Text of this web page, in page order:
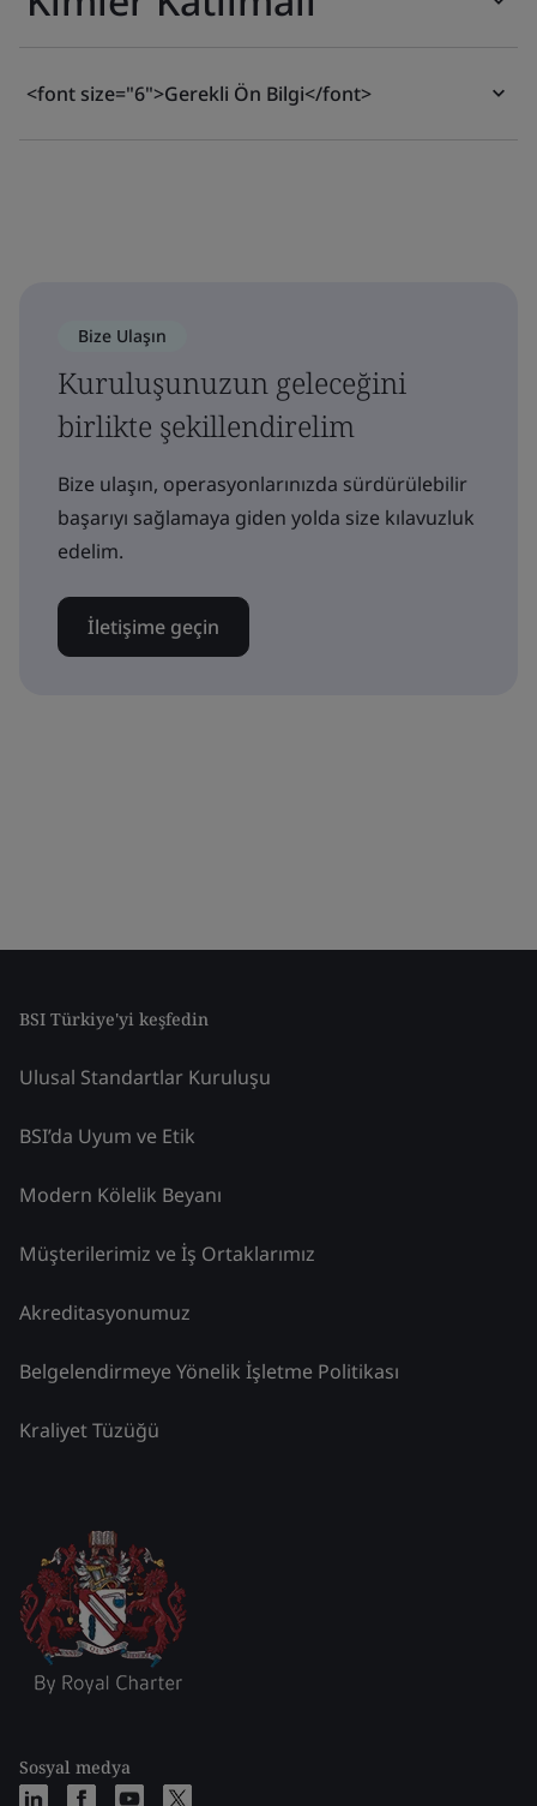
<font size="6">Gerekli Ön Bilgi</font>
Bize Ulaşın
Kuruluşunuzun geleceğini
birlikte şekillendirelim
Bize ulaşın, operasyonlarınızda sürdürülebilir
başarıyı sağlamaya giden yolda size kılavuzluk
edelim.
İletişime geçin
BSI Türkiye'yi keşfedin
Ulusal Standartlar Kuruluşu
BSI’da Uyum ve Etik
Modern Kölelik Beyanı
Müşterilerimiz ve İş Ortaklarımız
Akreditasyonumuz
Belgelendirmeye Yönelik İşletme Politikası
Kraliyet Tüzüğü
Sosyal medya